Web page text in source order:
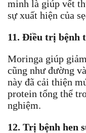
minh là giúp vết
sự xuất hiện của
11. Điều trị bệnh
Moringa giúp
cũng như đường
này đã cải thiện
protein tổng thể
nghiệm.
12. Trị bệnh hen